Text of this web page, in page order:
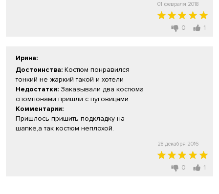
01 февраля 2018
0 1
Ирина:
Достоинства: Костюм понравился
тонкий не жаркий такой и хотели
Недостатки: Заказывали два костюма
спомпонами пришли с пуговицами
Комментарии:
Пришлось пришить подкладку на
шапке,а так костюм неплохой.
28 декабря 2016
0 1